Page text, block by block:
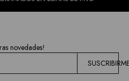
novedades!